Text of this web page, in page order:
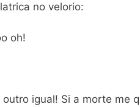
no velorio:
oh!
igual! Si a morte me